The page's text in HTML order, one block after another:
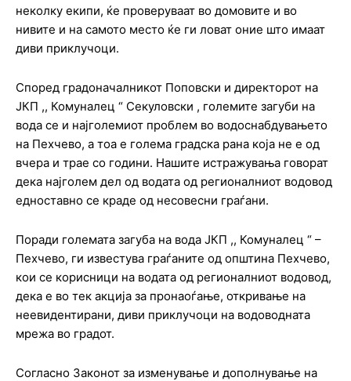
неколку екипи, ќе проверуваат во домовите и во
нивите и на самото место ќе ги ловат оние што имаат
диви приклучоци.
Според градоначалникот Поповски и директорот на
ЈКП ,, Комуналец “ Секуловски , големите загуби на
вода се и најголемиот проблем во водоснабдувањето
на Пехчево, а тоа е голема градска рана која не е од
вчера и трае со години. Нашите истражувања говорат
дека најголем дел од водата од регионалниот водовод
едноставно се краде од несовесни граѓани.
Поради големата загуба на вода ЈКП ,, Комуналец “ –
Пехчево, ги известува граѓаните од општина Пехчево,
кои се корисници на водата од регионалниот водовод,
дека е во тек акција за пронаоѓање, откривање на
неевидентирани, диви приклучоци на водоводната
мрежа во градот.
Согласно Законот за изменување и дополнување на